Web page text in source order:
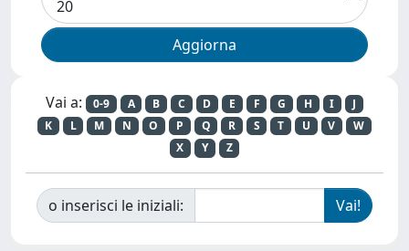
Vai a: 0-9 A B C D E F G H I
J
K
L M N O P Q R S T U V
W
X
Y Z
o inserisci le iniziali: